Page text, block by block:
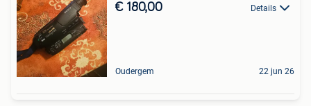
€ 180,00 Details
Oudergem 22 jun 26